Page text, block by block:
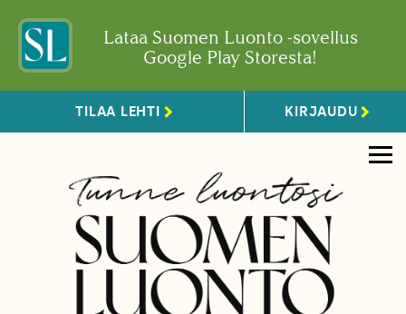
Lataa Suomen Luonto -sovellus
Google Play Storesta!
TILAA LEHTI KIRJAUDU